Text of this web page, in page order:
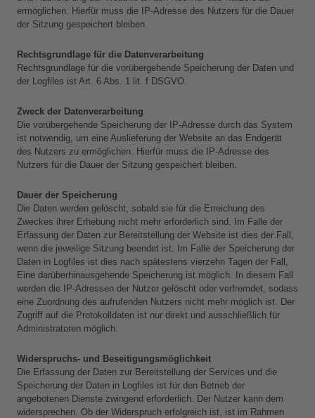
ermöglichen. Hierfür muss die IP-Adresse des Nutzers für die Dauer
der Sitzung gespeichert bleiben.
Rechtsgrundlage für die Datenverarbeitung
Rechtsgrundlage für die vorübergehende Speicherung der Daten und
der Logfiles ist Art. 6 Abs. 1 lit. f DSGVO.
Zweck der Datenverarbeitung
Die vorübergehende Speicherung der IP-Adresse durch das System
ist notwendig, um eine Auslieferung der Website an das Endgerät
des Nutzers zu ermöglichen. Hierfür muss die IP-Adresse des
Nutzers für die Dauer der Sitzung gespeichert bleiben.
Dauer der Speicherung
Die Daten werden gelöscht, sobald sie für die Erreichung des
Zweckes ihrer Erhebung nicht mehr erforderlich sind. Im Falle der
Erfassung der Daten zur Bereitstellung der Website ist dies der Fall,
wenn die jeweilige Sitzung beendet ist. Im Falle der Speicherung der
Daten in Logfiles ist dies nach spätestens vierzehn Tagen der Fall,
Eine darüberhinausgehende Speicherung ist möglich. In diesem Fall
werden die IP-Adressen der Nutzer gelöscht oder verfremdet, sodass
eine Zuordnung des aufrufenden Nutzers nicht mehr möglich ist. Der
Zugriff auf die Protokolldaten ist nur direkt und ausschließlich für
Administratoren möglich.
Widerspruchs- und Beseitigungsmöglichkeit
Die Erfassung der Daten zur Bereitstellung der Services und die
Speicherung der Daten in Logfiles ist für den Betrieb der
angebotenen Dienste zwingend erforderlich. Der Nutzer kann dem
widersprechen. Ob der Widerspruch erfolgreich ist, ist im Rahmen